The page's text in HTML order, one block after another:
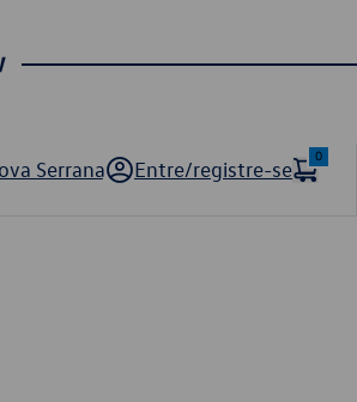
Serrana Entre/registre-se
0